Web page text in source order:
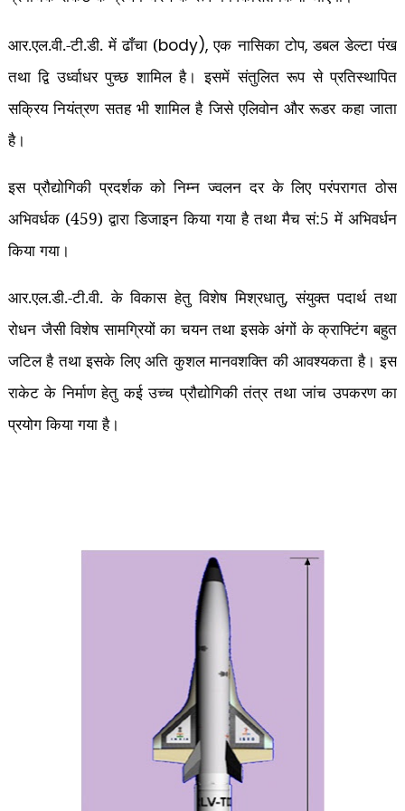
आर.एल.वी.-टी.डी. में ढाँचा (body),एक नासिका टोप,डबल डेल्‍टा पंख
तथा द्वि उर्ध्‍वाधर पुच्‍छ शामिल है। इसमें संतुलित रूप से प्रतिस्‍थापित
सक्रिय नियंत्रण सतह भी शामिल है जिसे एलिवोन और रूडर कहा जाता
है।
इस प्रौद्योगिकी प्रदर्शक को निम्‍न ज्‍वलन दर के लिए परंपरागत ठोस
अभिवर्धक (459) द्वारा डिजाइन किया गया है तथा मैच सं:5 में अभिवर्धन
किया गया।
आर.एल.डी.-टी.वी. के विकास हेतु विशेष मिश्रधातु,संयुक्‍त पदार्थ तथा
रोधन जैसी विशेष सामग्रियों का चयन तथा इसके अंगों के क्राफ्टिंग बहुत
जटिल है तथा इसके लिए अति कुशल मानवशक्ति की आवश्‍यकता है। इस
राकेट के निर्माण हेतु कई उच्‍च प्रौद्योगिकी तंत्र तथा जांच उपकरण का
प्रयोग किया गया है।